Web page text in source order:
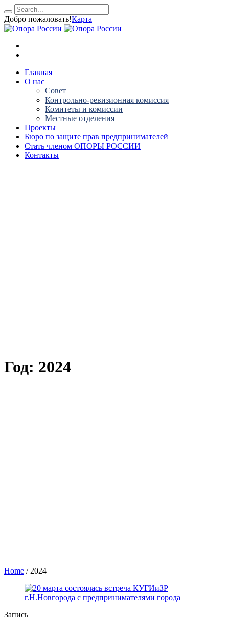
Добро пожаловать!Карта
Главная
О нас
Совет
Контрольно-ревизионная комиссия
Комитеты и комиссии
Местные отделения
Проекты
Бюро по защите прав предпринимателей
Стать членом ОПОРЫ РОССИИ
Контакты
Год: 2024
Home / 2024
Запись